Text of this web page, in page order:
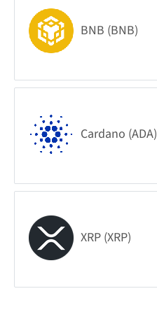
BNB (BNB)
Cardano (ADA)
XRP (XRP)